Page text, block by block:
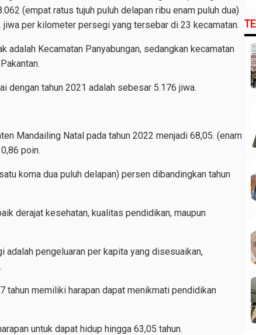
(empat ratus tujuh puluh delapan ribu enam puluh dua)
per kilometer persegi yang tersebar di 23 kecamatan.
adalah Kecamatan Panyabungan, sedangkan kecamatan
dengan tahun 2021 adalah sebesar 5.176 jiwa.
Mandailing Natal pada tahun 2022 menjadi 68,05. (enam
poin.
koma dua puluh delapan) persen dibandingkan tahun
derajat kesehatan, kualitas pendidikan, maupun
pengeluaran per kapita yang disesuaikan,
tahun memiliki harapan dapat menikmati pendidikan
untuk dapat hidup hingga 63,05 tahun.